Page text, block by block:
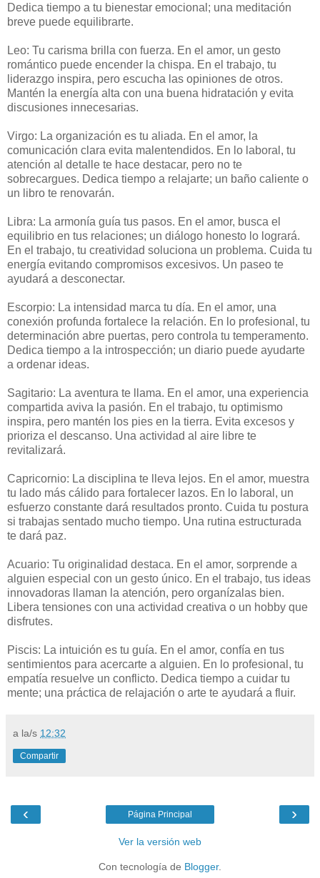
Dedica tiempo a tu bienestar emocional; una meditación
breve puede equilibrarte.
Leo: Tu carisma brilla con fuerza. En el amor, un gesto
romántico puede encender la chispa. En el trabajo, tu
liderazgo inspira, pero escucha las opiniones de otros.
Mantén la energía alta con una buena hidratación y evita
discusiones innecesarias.
Virgo: La organización es tu aliada. En el amor, la
comunicación clara evita malentendidos. En lo laboral, tu
atención al detalle te hace destacar, pero no te
sobrecargues. Dedica tiempo a relajarte; un baño caliente o
un libro te renovarán.
Libra: La armonía guía tus pasos. En el amor, busca el
equilibrio en tus relaciones; un diálogo honesto lo logrará.
En el trabajo, tu creatividad soluciona un problema. Cuida tu
energía evitando compromisos excesivos. Un paseo te
ayudará a desconectar.
Escorpio: La intensidad marca tu día. En el amor, una
conexión profunda fortalece la relación. En lo profesional, tu
determinación abre puertas, pero controla tu temperamento.
Dedica tiempo a la introspección; un diario puede ayudarte
a ordenar ideas.
Sagitario: La aventura te llama. En el amor, una experiencia
compartida aviva la pasión. En el trabajo, tu optimismo
inspira, pero mantén los pies en la tierra. Evita excesos y
prioriza el descanso. Una actividad al aire libre te
revitalizará.
Capricornio: La disciplina te lleva lejos. En el amor, muestra
tu lado más cálido para fortalecer lazos. En lo laboral, un
esfuerzo constante dará resultados pronto. Cuida tu postura
si trabajas sentado mucho tiempo. Una rutina estructurada
te dará paz.
Acuario: Tu originalidad destaca. En el amor, sorprende a
alguien especial con un gesto único. En el trabajo, tus ideas
innovadoras llaman la atención, pero organízalas bien.
Libera tensiones con una actividad creativa o un hobby que
disfrutes.
Piscis: La intuición es tu guía. En el amor, confía en tus
sentimientos para acercarte a alguien. En lo profesional, tu
empatía resuelve un conflicto. Dedica tiempo a cuidar tu
mente; una práctica de relajación o arte te ayudará a fluir.
a la/s 12:32
Compartir
‹ ›
Página Principal
Ver la versión web
Con tecnología de Blogger.